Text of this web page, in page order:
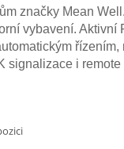
značky Mean
vybavení. Aktivní
i